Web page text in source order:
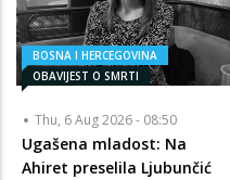
BOSNA I HERCEGOVINA
OBAVIJEST O SMRTI
Thu, 6 Aug 2026 - 08:50
Ugašena mladost: Na
Ahiret preselila Ljubunčić